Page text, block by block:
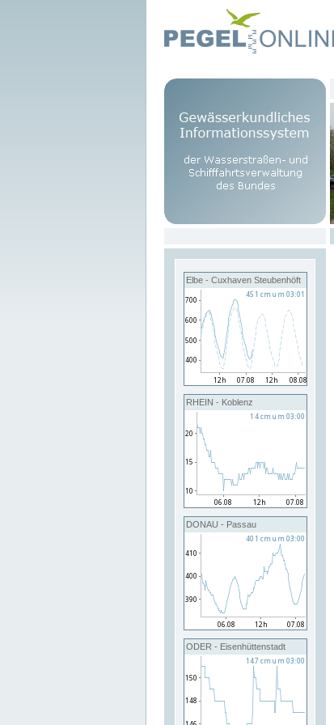
Elbe - Cuxhaven Steubenhöft
RHEIN - Koblenz
DONAU - Passau
ODER - Eisenhüttenstadt